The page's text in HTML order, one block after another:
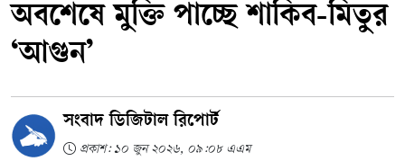
অবশেষে মুক্তি পাচ্ছে শাকিব-মিতুর
‘আগুন’
সংবাদ ডিজিটাল রিপোর্ট
প্রকাশ: ১০ জুন ২০২৬, ০৯:০৮ এএম